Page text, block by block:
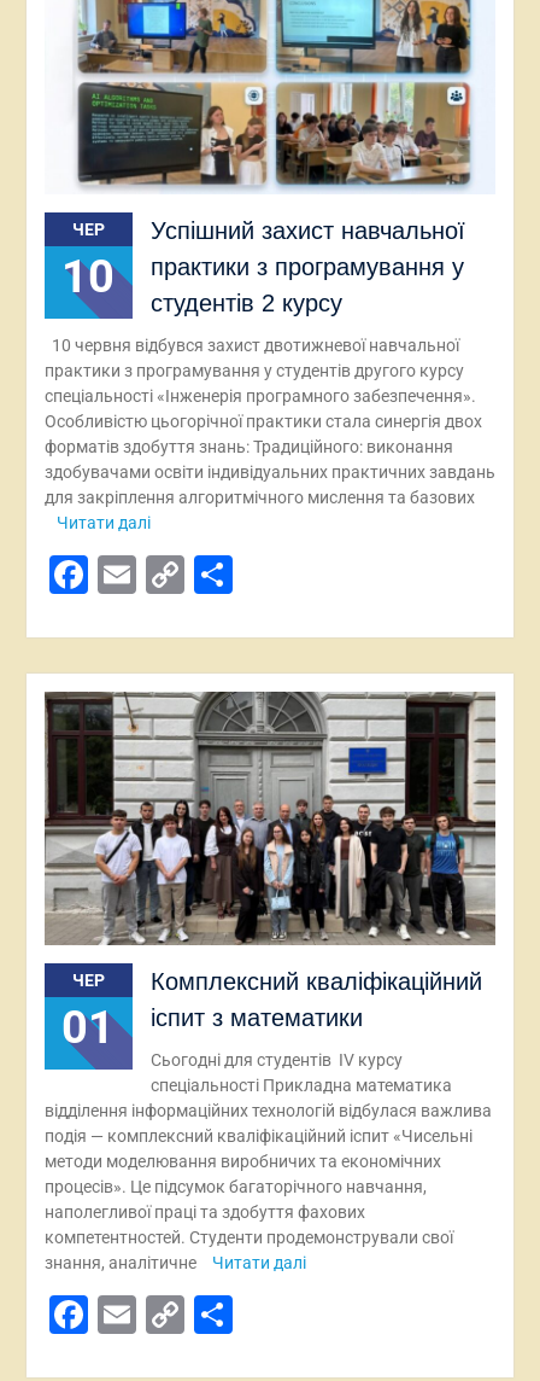
ЧЕР
10
Успішний захист навчальної
практики з програмування у
студентів 2 курсу
10 червня відбувся захист двотижневої навчальної
практики з програмування у студентів другого курсу
спеціальності «Інженерія програмного забезпечення».
Особливістю цьогорічної практики стала синергія двох
форматів здобуття знань: Традиційного: виконання
здобувачами освіти індивідуальних практичних завдань
для закріплення алгоритмічного мислення та базових
Читати далі
Facebook
Email
CopyПоділитися
ЧЕР
01
Комплексний кваліфікаційний
іспит з математики
Сьогодні для студентів IV курсу
спеціальності Прикладна математика
відділення інформаційних технологій відбулася важлива
подія — комплексний кваліфікаційний іспит «Чисельні
методи моделювання виробничих та економічних
процесів». Це підсумок багаторічного навчання,
наполегливої праці та здобуття фахових
компетентностей. Студенти продемонстрували свої
знання, аналітичне
Читати далі
Facebook
Email
CopyПоділитися